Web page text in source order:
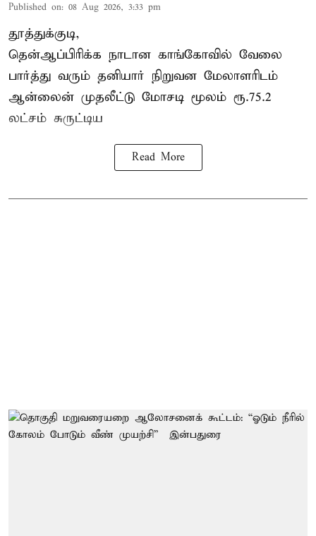
Published on: 08 Aug 2026, 3:33 pm
தூத்துக்குடி,
தென்ஆப்பிரிக்க நாடான காங்கோவில் வேலை
பார்த்து வரும் தனியார் நிறுவன மேலாளரிடம்
ஆன்லைன் முதலீட்டு மோசடி மூலம் ரூ.75.2
லட்சம் சுருட்டிய
Read More